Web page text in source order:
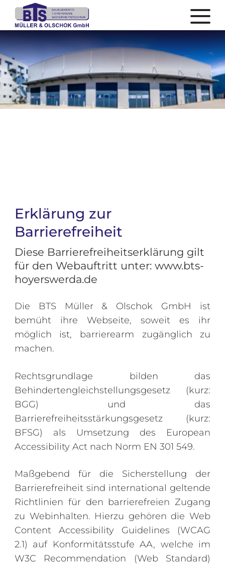
Erklärung zur
Barrierefreiheit
Diese Barrierefreiheitserklärung gilt
für den Webauftritt unter: www.bts-
hoyerswerda.de
Die BTS Müller & Olschok GmbH ist
bemüht ihre Webseite, soweit es ihr
möglich ist, barrierearm zugänglich zu
machen.
Rechtsgrundlage bilden das
Behindertengleichstellungsgesetz (kurz:
BGG) und das
Barrierefreiheitsstärkungsgesetz (kurz:
BFSG) als Umsetzung des European
Accessibility Act nach Norm EN 301 549.
Maßgebend für die Sicherstellung der
Barrierefreiheit sind international geltende
Richtlinien für den barrierefreien Zugang
zu Webinhalten. Hierzu gehören die Web
Content Accessibility Guidelines (WCAG
2.1) auf Konformitätsstufe AA, welche im
W3C Recommendation (Web Standard)